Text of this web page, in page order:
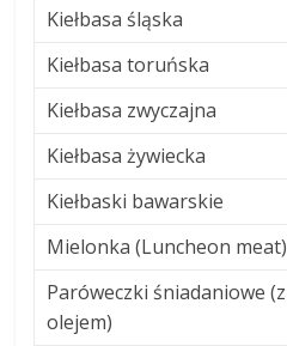
Kiełbasa śląska
Kiełbasa toruńska
Kiełbasa zwyczajna
Kiełbasa żywiecka
Kiełbaski bawarskie
Mielonka (Luncheon meat)
Paróweczki śniadaniowe (z
olejem)